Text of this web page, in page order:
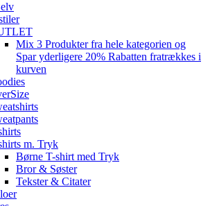
Mix 3 Produkter fra hele kategorien og
Spar yderligere 20% Rabatten fratrækkes i
kurven
m. Tryk
Børne T-shirt med Tryk
Bror & Søster
Tekster & Citater